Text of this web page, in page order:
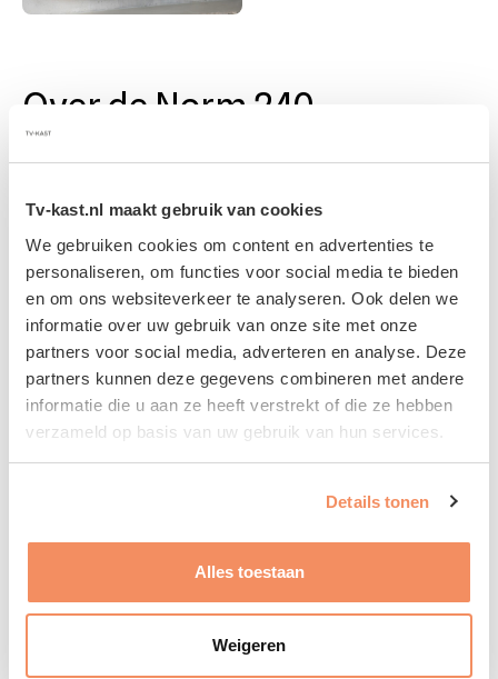
Tv-kast.nl maakt gebruik van cookies
We gebruiken cookies om content en advertenties te
personaliseren, om functies voor social media te bieden
en om ons websiteverkeer te analyseren. Ook delen we
informatie over uw gebruik van onze site met onze
partners voor social media, adverteren en analyse. Deze
partners kunnen deze gegevens combineren met andere
informatie die u aan ze heeft verstrekt of die ze hebben
verzameld op basis van uw gebruik van hun services.
Details tonen
Alles toestaan
Weigeren
Over de Norm 240
is more.
Wat dit meubel bijzonder leuk maakt is de Norm
Duo, een modulair kastje dat naadloos kan
worden gekoppeld aan de hoofdkast dankzij een
slim verbindingssysteem.
Verkrijgbaar in diverse mooie kleuren combineert
dit duo kastje moeiteloos.
Specificaties
240 x 40 x 25 cm
55.5 kg